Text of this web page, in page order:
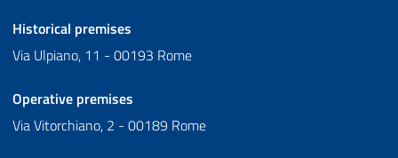
Historical premises
Via Ulpiano, 11 - 00193 Rome
Operative premises
Via Vitorchiano, 2 - 00189 Rome